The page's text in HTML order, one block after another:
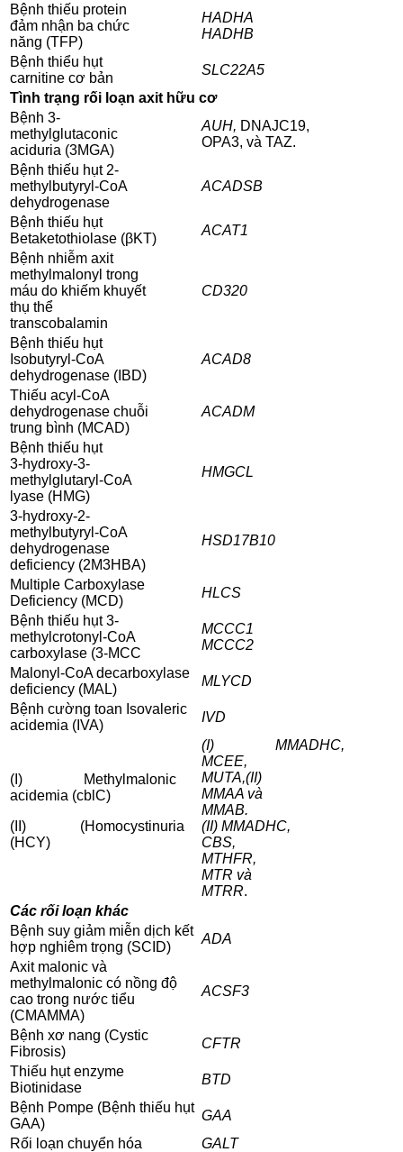
Bệnh thiếu protein
đảm nhận ba chức
năng (TFP)
HADHA
HADHB
Bệnh thiểu hụt
carnitine cơ bản
SLC22A5
Tình trạng rối loạn axit hữu cơ
Bệnh 3-
methylglutaconic
aciduria (3MGA)
AUH, DNAJC19,
OPA3, và TAZ.
Bệnh thiếu hụt 2-
methylbutyryl-CoA
dehydrogenase
ACADSB
Bệnh thiếu hụt
Betaketothiolase (βKT)
ACAT1
Bệnh nhiễm axit
methylmalonyl trong
máu do khiếm khuyết
thụ thể
transcobalamin
CD320
Bệnh thiếu hụt
Isobutyryl-CoA
dehydrogenase (IBD)
ACAD8
Thiếu acyl-CoA
dehydrogenase chuỗi
trung bình (MCAD)
ACADM
Bệnh thiếu hụt
3-hydroxy-3-
methylglutaryl-CoA
lyase (HMG)
HMGCL
3-hydroxy-2-
methylbutyryl-CoA
dehydrogenase
deficiency (2M3HBA)
HSD17B10
Multiple Carboxylase
Deficiency (MCD)
HLCS
Bệnh thiếu hụt 3-
methylcrotonyl-CoA
carboxylase (3-MCC
MCCC1
MCCC2
Malonyl-CoA decarboxylase
deficiency (MAL)
MLYCD
Bệnh cường toan Isovaleric
acidemia (IVA)
IVD
(I) Methylmalonic
acidemia (cblC)
(II) (Homocystinuria
(HCY)
(I) MMADHC,
MCEE,
MUTA,(II)
MMAA và
MMAB.
(II) MMADHC,
CBS,
MTHFR,
MTR và
MTRR.
Các rối loạn khác
Bệnh suy giảm miễn dịch kết
hợp nghiêm trọng (SCID)
ADA
Axit malonic và
methylmalonic có nồng độ
cao trong nước tiểu
(CMAMMA)
ACSF3
Bệnh xơ nang (Cystic
Fibrosis)
CFTR
Thiếu hụt enzyme
Biotinidase
BTD
Bệnh Pompe (Bệnh thiếu hụt
GAA)
GAA
Rối loạn chuyển hóa
GALT